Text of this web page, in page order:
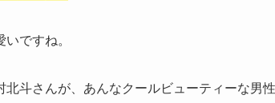
ですね。
北斗さんが、あんなクールビューティーな男